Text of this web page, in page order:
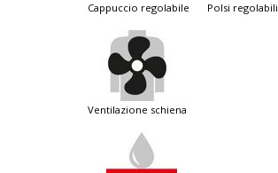
cappuccio regolabile polsi regolabili
ventilazione schiena